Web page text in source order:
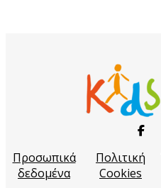
Προσωπικά
δεδομένα
Πολιτική
Cookies